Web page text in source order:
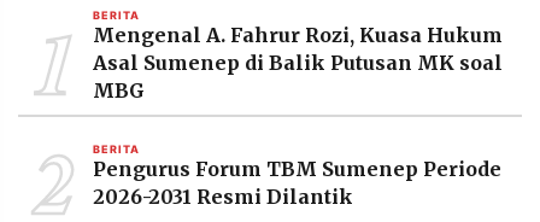
©
Resolusi.co
-
PT.
RESOLUSI
MEDIA
1 BERITA
Mengenal A. Fahrur Rozi, Kuasa Hukum
Asal Sumenep di Balik Putusan MK soal
MBG
2 BERITA
Pengurus Forum TBM Sumenep Periode
2026-2031 Resmi Dilantik